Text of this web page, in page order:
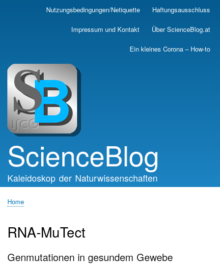
Skip
main
Nutzungsbedingungen/Netiquette Haftungsausschluss
Impressum und Kontakt Über ScienceBlog.at
Ein kleines Corona – How-to
ScienceBlog
Kaleidoskop der Naturwissenschaften
Home
RNA-MuTect
Genmutationen in gesundem Gewebe